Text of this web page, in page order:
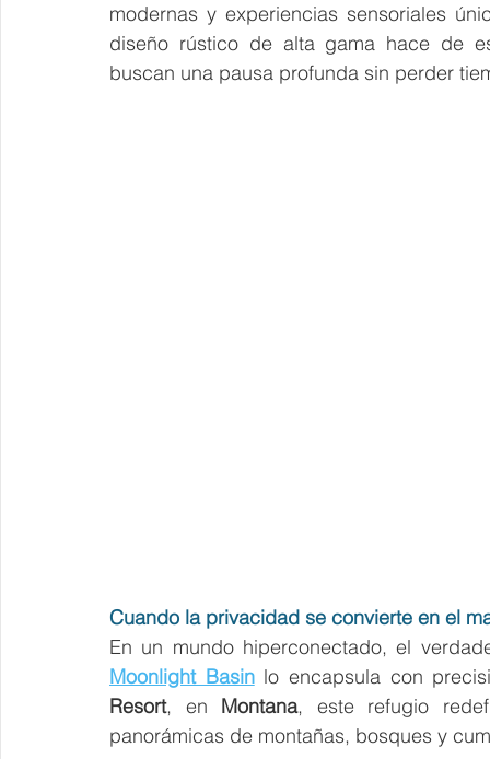
modernas y experiencias sensoriales
diseño rústico de alta gama hace de
buscan una pausa profunda sin perder
Cuando la privacidad se convierte en el
En un mundo hiperconectado, el
Moonlight Basin lo encapsula con
Resort, en Montana, este refugio
panorámicas de montañas, bosques y